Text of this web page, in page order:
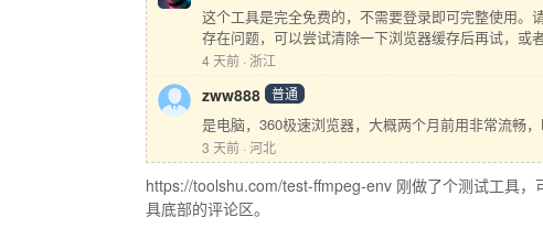
这个工具是完全免费的，不需要登录即可完整使用
存在问题，可以尝试清除一下浏览器缓存后再试，或
4 天前 · 浙江
zww888 普通
是电脑，360极速浏览器，大概两个月前用非常流畅
3 天前 · 河北
https://toolshu.com/test-ffmpeg-env 刚做了个测试工具
具底部的评论区。